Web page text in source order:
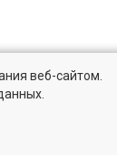
веб-сайтом.